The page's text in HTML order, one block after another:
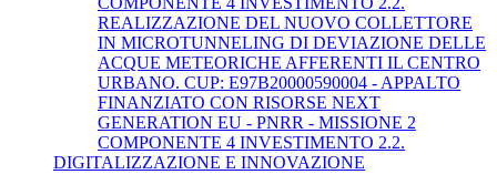
REALIZZAZIONE DEL NUOVO COLLETTORE
IN MICROTUNNELING DI DEVIAZIONE DELLE
ACQUE METEORICHE AFFERENTI IL CENTRO
URBANO. CUP: E97B20000590004 - APPALTO
FINANZIATO CON RISORSE NEXT
GENERATION EU - PNRR - MISSIONE 2
COMPONENTE 4 INVESTIMENTO 2.2.
DIGITALIZZAZIONE E INNOVAZIONE